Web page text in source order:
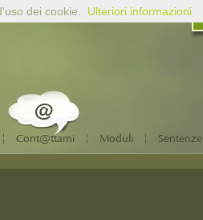
| Cont@ttami | Moduli | Sentenze
dei cookie. Ulteriori informazioni